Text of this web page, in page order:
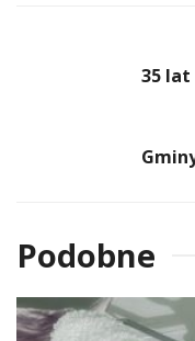
35 lat
Podobne